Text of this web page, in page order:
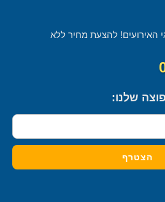
האירועים! להצעת מחיר ללא
שלנו: